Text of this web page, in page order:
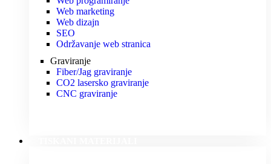
Web marketing
Web dizajn
SEO
Održavanje web stranica
Graviranje
Fiber/Jag graviranje
CO2 lasersko graviranje
CNC graviranje